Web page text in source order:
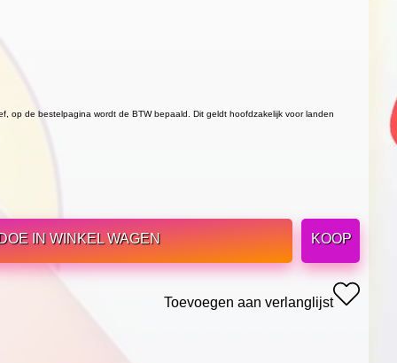
op de bestelpagina wordt de BTW bepaald. Dit geldt hoofdzakelijk voor landen
DOE IN WINKEL WAGEN
KOOP
Toevoegen aan verlanglijst